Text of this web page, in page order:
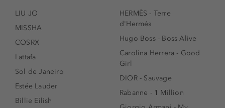
LIU JO
MISSHA
COSRX
Lattafa
Sol de Janeiro
Estée Lauder
Billie Eilish
HERMÈS - Terre
d'Hermés
Hugo Boss - Boss Alive
Carolina Herrera - Good
Girl
DIOR - Sauvage
Rabanne - 1 Million